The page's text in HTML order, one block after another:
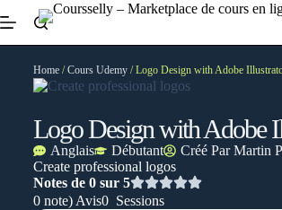
Home/Cours Udemy/ Logo Design with Adobe
Logo Design with Adobe
Anglais Débutant Créé ParMartin
Create professional logos
Notes de 0 sur 5
0 note) Avis0 Sessions